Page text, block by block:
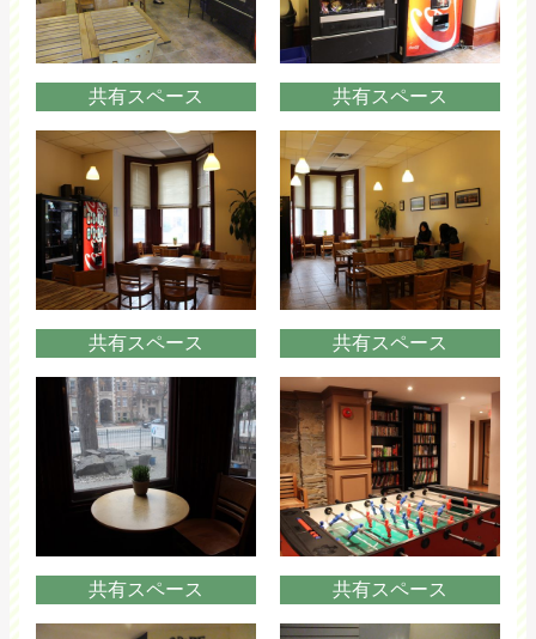
共有スペース 共有スペース
共有スペース 共有スペース
共有スペース 共有スペース